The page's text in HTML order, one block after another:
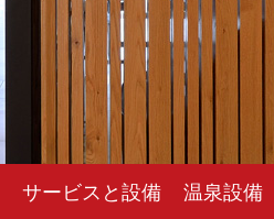
サービスと設備 温泉設備